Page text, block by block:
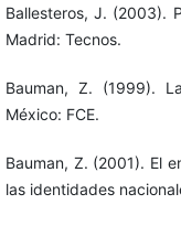
Ballesteros, J. (2003).
Madrid: Tecnos.
Bauman, Z. (1999).
México: FCE.
Bauman, Z. (2001). El
las identidades